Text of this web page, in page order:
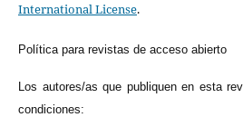
International License.
Política para revistas de acceso abierto
Los autores/as que publiquen en esta
condiciones: